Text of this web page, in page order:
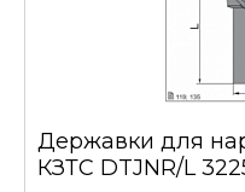
Державки для
КЗТС DTJNR/L